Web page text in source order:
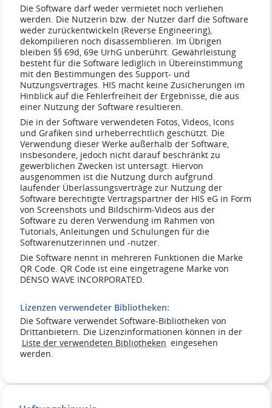
Die Software darf weder vermietet noch verliehen
werden. Die Nutzerin bzw. der Nutzer darf die Software
weder zurückentwickeln (Reverse Engineering),
dekompilieren noch disassemblieren. Im Übrigen
bleiben §§ 69d, 69e UrhG unberührt. Gewährleistung
besteht für die Software lediglich in Übereinstimmung
mit den Bestimmungen des Support- und
Nutzungsvertrages. HIS macht keine Zusicherungen im
Hinblick auf die Fehlerfreiheit der Ergebnisse, die aus
einer Nutzung der Software resultieren.
Die in der Software verwendeten Fotos, Videos, Icons
und Grafiken sind urheberrechtlich geschützt. Die
Verwendung dieser Werke außerhalb der Software,
insbesondere, jedoch nicht darauf beschränkt zu
gewerblichen Zwecken ist untersagt. Hiervon
ausgenommen ist die Nutzung durch aufgrund
laufender Überlassungsverträge zur Nutzung der
Software berechtigte Vertragspartner der HIS eG in Form
von Screenshots und Bildschirm-Videos aus der
Software zu deren Verwendung im Rahmen von
Tutorials, Anleitungen und Schulungen für die
Softwarenutzerinnen und -nutzer.
Die Software nennt in mehreren Funktionen die Marke
QR Code. QR Code ist eine eingetragene Marke von
DENSO WAVE INCORPORATED.
Lizenzen verwendeter Bibliotheken:
Die Software verwendet Software-Bibliotheken von
Drittanbietern. Die Lizenzinformationen können in der
Liste der verwendeten Bibliotheken eingesehen
werden.